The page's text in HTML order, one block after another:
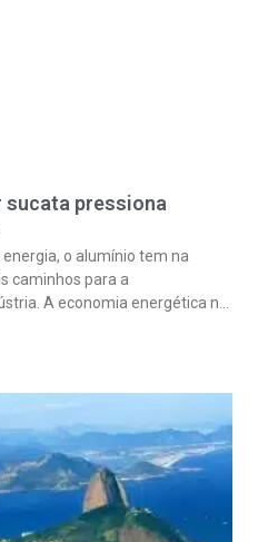
sucata pressiona
o alumínio tem na
caminhos para a
A economia energética na
mais limpo, no entanto,
ao interesse chinês